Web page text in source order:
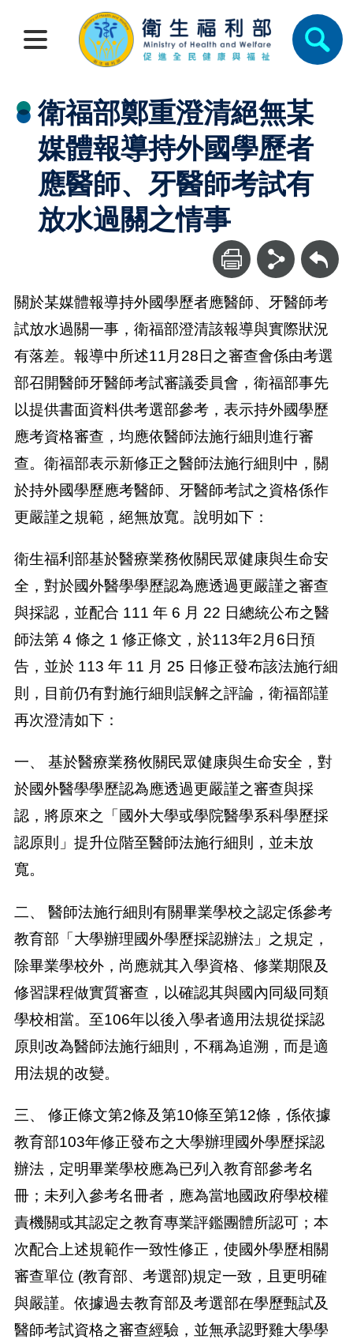
衛福部鄭重澄清絕無某
媒體報導持外國學歷者
應醫師、牙醫師考試有
放水過關之情事
回上一頁
關於某媒體報導持外國學歷者應醫師、牙醫師考
試放水過關一事，衛福部澄清該報導與實際狀況
有落差。報導中所述11月28日之審查會係由考選
部召開醫師牙醫師考試審議委員會，衛福部事先
以提供書面資料供考選部參考，表示持外國學歷
應考資格審查，均應依醫師法施行細則進行審
查。衛福部表示新修正之醫師法施行細則中，關
於持外國學歷應考醫師、牙醫師考試之資格係作
更嚴謹之規範，絕無放寬。說明如下：
衛生福利部基於醫療業務攸關民眾健康與生命安
全，對於國外醫學學歷認為應透過更嚴謹之審查
與採認，並配合 111 年 6 月 22 日總統公布之醫
師法第 4 條之 1 修正條文，於113年2月6日預
告，並於 113 年 11 月 25 日修正發布該法施行細
則，目前仍有對施行細則誤解之評論，衛福部謹
再次澄清如下：
一、 基於醫療業務攸關民眾健康與生命安全，對
於國外醫學學歷認為應透過更嚴謹之審查與採
認，將原來之「國外大學或學院醫學系科學歷採
認原則」提升位階至醫師法施行細則，並未放
寬。
二、 醫師法施行細則有關畢業學校之認定係參考
教育部「大學辦理國外學歷採認辦法」之規定，
除畢業學校外，尚應就其入學資格、修業期限及
修習課程做實質審查，以確認其與國內同級同類
學校相當。至106年以後入學者適用法規從採認
原則改為醫師法施行細則，不稱為追溯，而是適
用法規的改變。
三、 修正條文第2條及第10條至第12條，係依據
教育部103年修正發布之大學辦理國外學歷採認
辦法，定明畢業學校應為已列入教育部參考名
冊；未列入參考名冊者，應為當地國政府學校權
責機關或其認定之教育專業評鑑團體所認可；本
次配合上述規範作一致性修正，使國外學歷相關
審查單位 (教育部、考選部)規定一致，且更明確
與嚴謹。依據過去教育部及考選部在學歷甄試及
醫師考試資格之審查經驗，並無承認野雞大學學